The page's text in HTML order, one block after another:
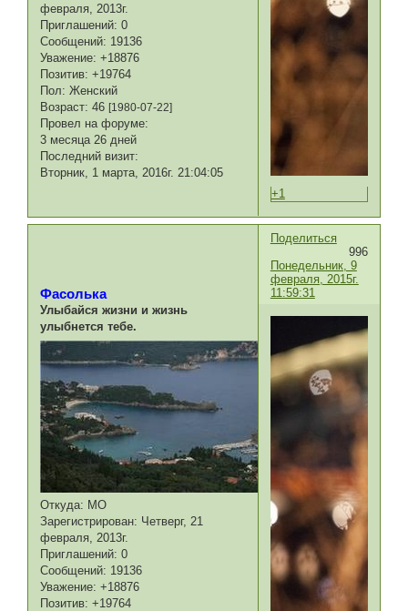
февраля, 2013г.
Приглашений: 0
Сообщений: 19136
Уважение: +18876
Позитив: +19764
Пол: Женский
Возраст: 46[1980-07-22]
Провел на форуме:
3 месяца 26 дней
Последний визит:
Вторник, 1 марта, 2016г. 21:04:05
+1
Поделиться
996
Понедельник, 9
февраля, 2015г.
11:59:31
Фасолька
Улыбайся жизни и жизнь
улыбнется тебе.
Откуда: МО
Зарегистрирован: Четверг, 21
февраля, 2013г.
Приглашений: 0
Сообщений: 19136
Уважение: +18876
Позитив: +19764